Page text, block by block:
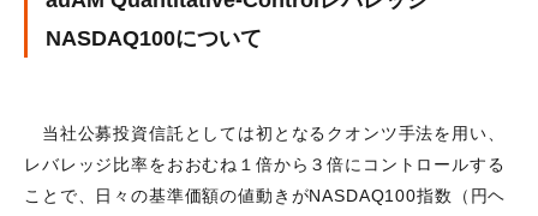
NASDAQ100について
当社公募投資信託としては初となるクオンツ手法を用い、
レバレッジ比率をおおむね１倍から３倍にコントロールする
ことで、日々の基準価額の値動きがNASDAQ100指数（円ヘ